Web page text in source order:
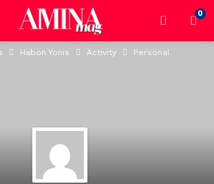
0
Habon Yonis Activity Personal